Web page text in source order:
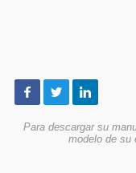
Para descargar su
modelo de su